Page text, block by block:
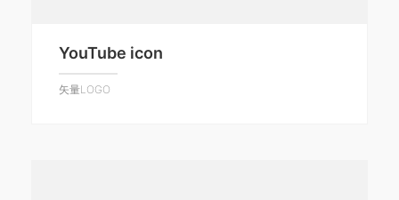
YouTube icon
矢量LOGO